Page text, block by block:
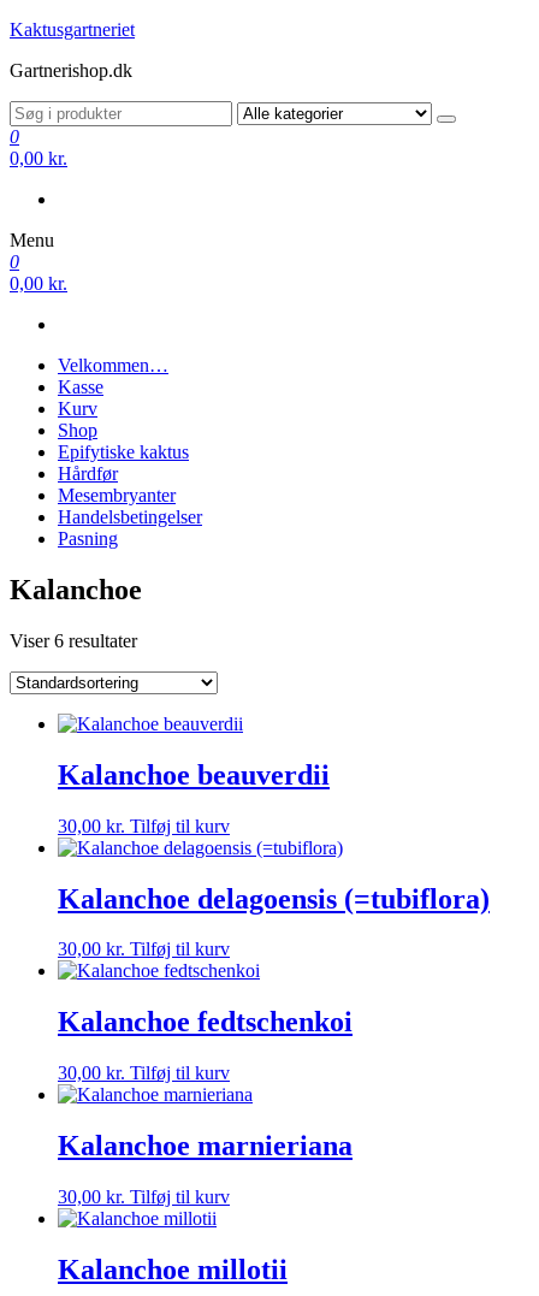
Videre
indhold
Kaktusgartneriet
Gartnerishop.dk
0
0,00 kr.
Menu
0
0,00 kr.
Velkommen…
Kasse
Kurv
Shop
Epifytiske kaktus
Hårdfør
Mesembryanter
Handelsbetingelser
Pasning
Kalanchoe
Viser 6 resultater
Kalanchoe beauverdii
30,00 kr. Tilføj til kurv
Kalanchoe delagoensis (=tubiflora)
30,00 kr. Tilføj til kurv
Kalanchoe fedtschenkoi
30,00 kr. Tilføj til kurv
Kalanchoe marnieriana
30,00 kr. Tilføj til kurv
Kalanchoe millotii